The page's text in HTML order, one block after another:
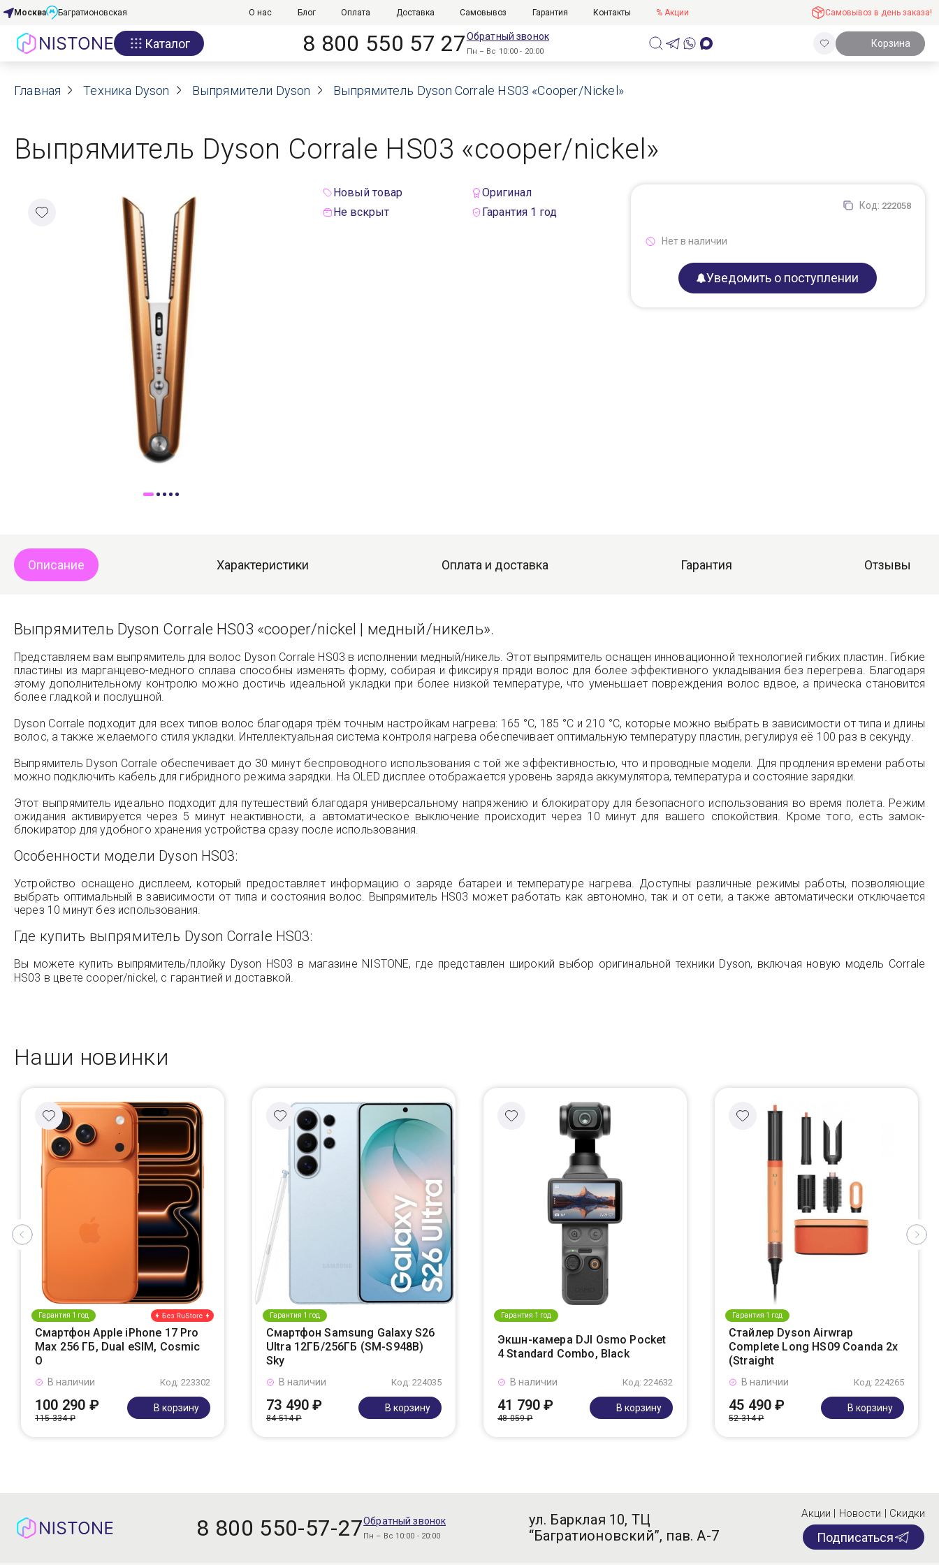
Акции
О нас
Договор оферты
Москва Багратионовская О нас Блог Оплата Доставка Самовывоз Гарантия Контакты % Акции Самовывоз в день заказа!
Каталог 8 800 550 57 27Обратный звонок
Пн – Вс 10:00 - 20:00
Корзина
Главная Техника Dyson Выпрямители Dyson Выпрямитель Dyson Corrale HS03 «Cooper/Nickel»
Выпрямитель Dyson Corrale HS03 «cooper/nickel»
Новый товар
Оригинал
Не вскрыт
Гарантия 1 год Код: 222058
Нет в наличии
Уведомить о поступлении
Описание Характеристики Оплата и доставка Гарантия Отзывы
Выпрямитель Dyson Corrale HS03 «cooper/nickel | медный/никель».
Представляем вам выпрямитель для волос Dyson Corrale HS03 в исполнении медный/никель. Этот выпрямитель оснащен инновационной технологией гибких пластин. Гибкие
пластины из марганцево-медного сплава способны изменять форму, собирая и фиксируя пряди волос для более эффективного укладывания без перегрева. Благодаря
этому дополнительному контролю можно достичь идеальной укладки при более низкой температуре, что уменьшает повреждения волос вдвое, а прическа становится
более гладкой и послушной.
Dyson Corrale подходит для всех типов волос благодаря трём точным настройкам нагрева: 165 °C, 185 °C и 210 °C, которые можно выбрать в зависимости от типа и длины
волос, а также желаемого стиля укладки. Интеллектуальная система контроля нагрева обеспечивает оптимальную температуру пластин, регулируя её 100 раз в секунду.
Выпрямитель Dyson Corrale обеспечивает до 30 минут беспроводного использования с той же эффективностью, что и проводные модели. Для продления времени работы
можно подключить кабель для гибридного режима зарядки. На OLED дисплее отображается уровень заряда аккумулятора, температура и состояние зарядки.
Этот выпрямитель идеально подходит для путешествий благодаря универсальному напряжению и блокиратору для безопасного использования во время полета. Режим
ожидания активируется через 5 минут неактивности, а автоматическое выключение происходит через 10 минут для вашего спокойствия. Кроме того, есть замок-
блокиратор для удобного хранения устройства сразу после использования.
Особенности модели Dyson HS03:
Устройство оснащено дисплеем, который предоставляет информацию о заряде батареи и температуре нагрева. Доступны различные режимы работы, позволяющие
выбрать оптимальный в зависимости от типа и состояния волос. Выпрямитель HS03 может работать как автономно, так и от сети, а также автоматически отключается
через 10 минут без использования.
Где купить выпрямитель Dyson Corrale HS03:
Вы можете купить выпрямитель/плойку Dyson HS03 в магазине NISTONE, где представлен широкий выбор оригинальной техники Dyson, включая новую модель Corrale
HS03 в цвете cooper/nickel, с гарантией и доставкой.
Наши новинки
Гарантия 1 год
Смартфон Apple iPhone 17 Pro
Max 256 ГБ, Dual eSIM, Cosmic
O
Код: 223302
В наличии
100 290 ₽
115 334 ₽
В корзину
Гарантия 1 год
Смартфон Samsung Galaxy S26
Ultra 12ГБ/256ГБ (SM-S948B)
Sky
Код: 224035
В наличии
73 490 ₽
84 514 ₽
В корзину
Гарантия 1 год
Экшн-камера DJI Osmo Pocket
4 Standard Combo, Black
Код: 224632
В наличии
41 790 ₽
48 059 ₽
В корзину
Гарантия 1 год
Стайлер Dyson Airwrap
Complete Long HS09 Coanda 2x
(Straight
Код: 224265
В наличии
45 490 ₽
52 314 ₽
В корзину
8 800 550-57-27Обратный звонок
Пн – Вс 10:00 - 20:00
ул. Барклая 10, ТЦ
“Багратионовский”, пав. А-7
Акции | Новости | Скидки
Подписаться